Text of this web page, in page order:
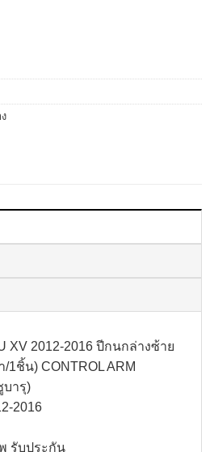
XV 2012-2016 ปีกนกล่างซ้าย
1ชิ้น) CONTROL ARM
บารุ)
2016
รับประกัน